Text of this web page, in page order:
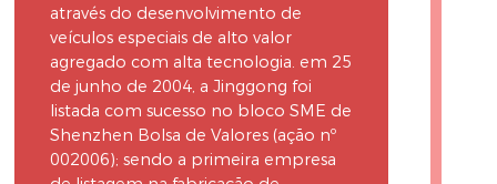
através do desenvolvimento de
veículos especiais de alto valor
agregado com alta tecnologia. em 25
de junho de 2004, a Jinggong foi
listada com sucesso no bloco SME de
Shenzhen Bolsa de Valores (ação nº
002006); sendo a primeira empresa